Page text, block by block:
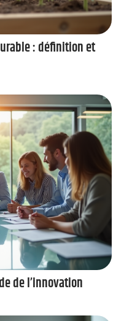
: définition et
de l’innovation